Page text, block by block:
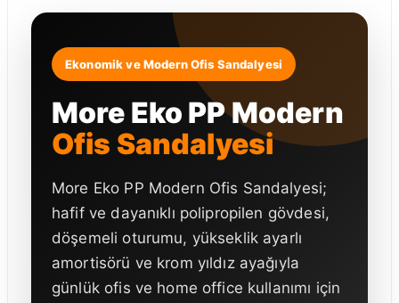
Ekonomik ve Modern Ofis Sandalyesi
More Eko PP Modern
Ofis Sandalyesi
More Eko PP Modern Ofis Sandalyesi;
hafif ve dayanıklı polipropilen gövdesi,
döşemeli oturumu, yükseklik ayarlı
amortisörü ve krom yıldız ayağıyla
günlük ofis ve home office kullanımı için